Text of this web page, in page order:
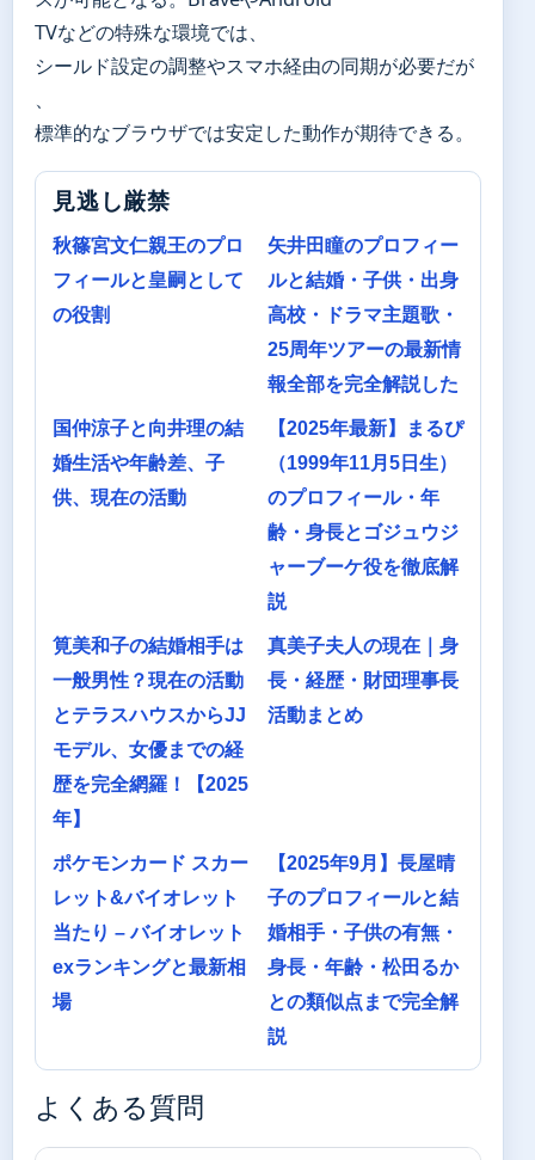
TVなどの特殊な環境では、
シールド設定の調整やスマホ経由の同期が必要だが
、
標準的なブラウザでは安定した動作が期待できる。
見逃し厳禁
秋篠宮文仁親王のプロ
フィールと皇嗣として
の役割
矢井田瞳のプロフィー
ルと結婚・子供・出身
高校・ドラマ主題歌・
25周年ツアーの最新情
報全部を完全解説した
国仲涼子と向井理の結
婚生活や年齢差、子
供、現在の活動
【2025年最新】まるぴ
（1999年11月5日生）
のプロフィール・年
齢・身長とゴジュウジ
ャーブーケ役を徹底解
説
筧美和子の結婚相手は
一般男性？現在の活動
とテラスハウスからJJ
モデル、女優までの経
歴を完全網羅！【2025
年】
真美子夫人の現在｜身
長・経歴・財団理事長
活動まとめ
ポケモンカード スカー
レット&バイオレット
当たり – バイオレット
exランキングと最新相
場
【2025年9月】長屋晴
子のプロフィールと結
婚相手・子供の有無・
身長・年齢・松田るか
との類似点まで完全解
説
よくある質問